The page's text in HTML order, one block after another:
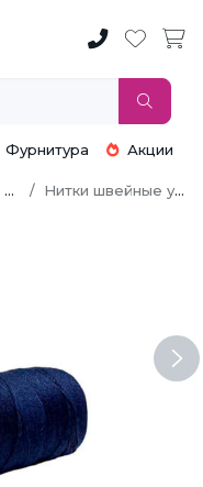
Фурнитура Акции
Нитки швейные универсальные